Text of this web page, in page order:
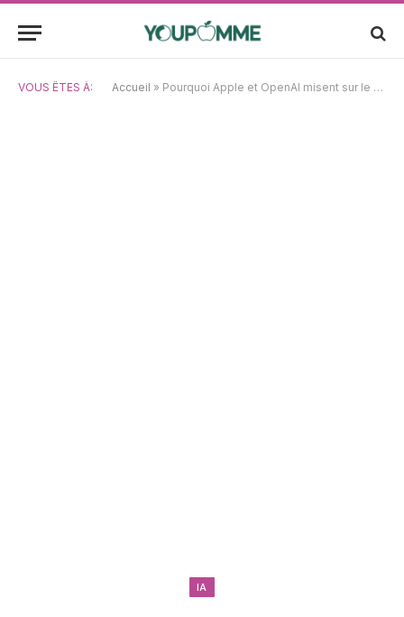
VOUS ÊTES À: Accueil » Pourquoi Apple et OpenAI misent sur le matériel d’IA pour révolutionner 2026
IA